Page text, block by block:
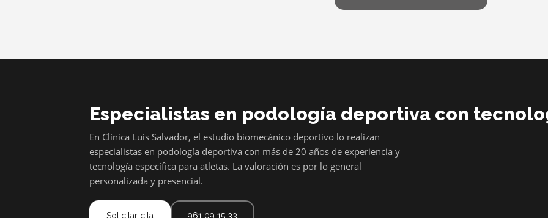
Especialistas en podología deportiva con
En Clínica Luis Salvador, el estudio biomecánico deportivo lo realizan
especialistas en podología deportiva con más de 20 años de experiencia y
tecnología específica para atletas. La valoración es por lo general
personalizada y presencial.
Solicitar cita 961 09 15 33